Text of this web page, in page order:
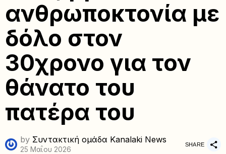
ανθρωποκτονία με
δόλο στον
30χρονο για τον
θάνατο του
πατέρα του
by Συντακτική ομάδα Kanalaki News
25 Μαΐου 2026
SHARE